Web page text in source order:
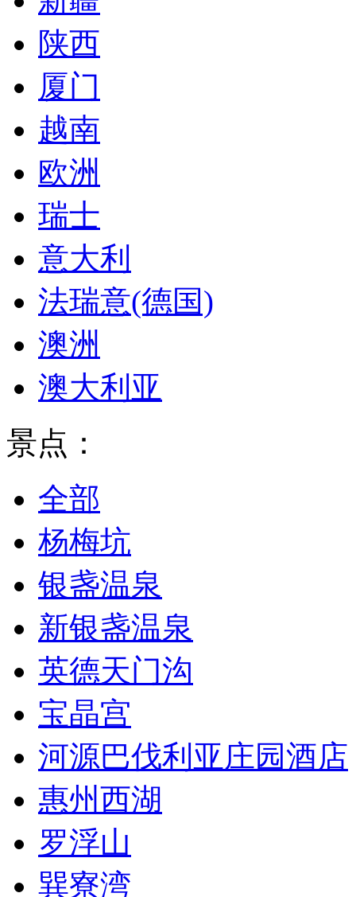
陕西
厦门
越南
欧洲
瑞士
意大利
法瑞意(德国)
澳洲
澳大利亚
景点：
全部
杨梅坑
银盏温泉
新银盏温泉
英德天门沟
宝晶宫
河源巴伐利亚庄园酒店
惠州西湖
罗浮山
巽寮湾